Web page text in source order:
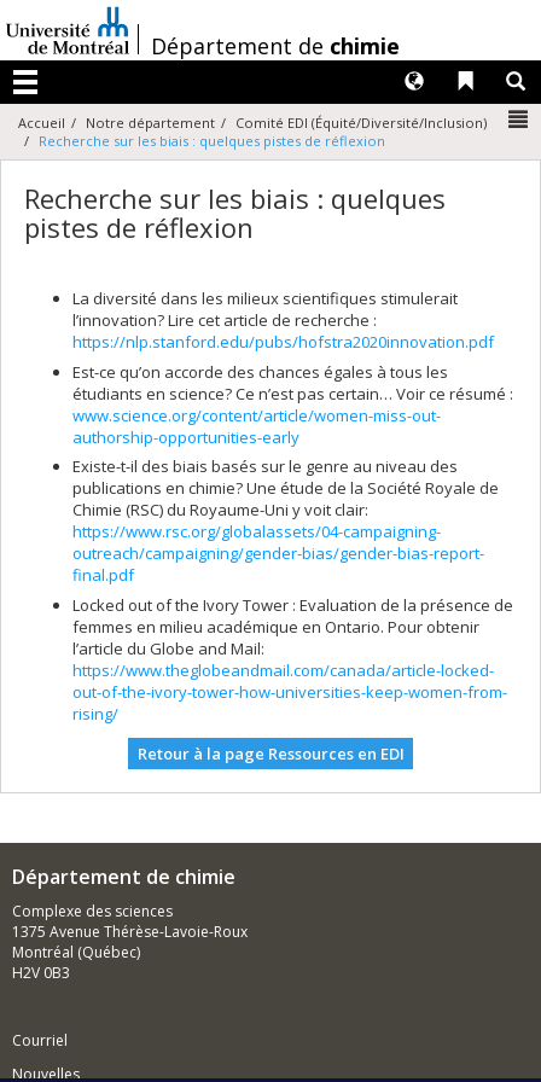
au
contenu
/Département de chimie
Menu
Liens
Langues
Accueil Notre département
Comité EDI (Équité/Diversité/Inclusion)
Recherche sur les biais : quelques pistes de réflexion
Recherche sur les biais : quelques
pistes de réflexion
La diversité dans les milieux scientifiques stimulerait
l’innovation? Lire cet article de recherche :
https://nlp.stanford.edu/pubs/hofstra2020innovation.pdf
Est-ce qu’on accorde des chances égales à tous les
étudiants en science? Ce n’est pas certain… Voir ce résumé :
www.science.org/content/article/women-miss-out-
authorship-opportunities-early
Existe-t-il des biais basés sur le genre au niveau des
publications en chimie? Une étude de la Société Royale de
Chimie (RSC) du Royaume-Uni y voit clair:
https://www.rsc.org/globalassets/04-campaigning-
outreach/campaigning/gender-bias/gender-bias-report-
final.pdf
Locked out of the Ivory Tower : Evaluation de la présence de
femmes en milieu académique en Ontario. Pour obtenir
l’article du Globe and Mail:
https://www.theglobeandmail.com/canada/article-locked-
out-of-the-ivory-tower-how-universities-keep-women-from-
rising/
Retour à la page Ressources en EDI
Département de chimie
Complexe des sciences
1375 Avenue Thérèse-Lavoie-Roux
Montréal (Québec)
H2V 0B3
Courriel
Nouvelles